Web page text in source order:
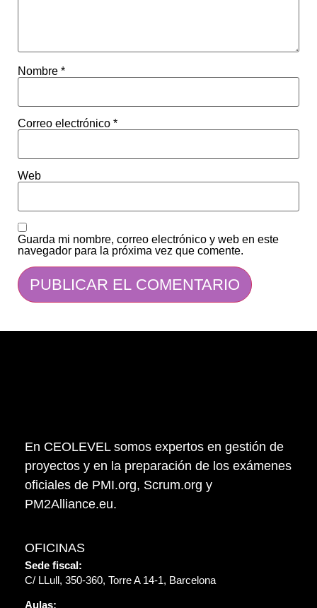
Nombre *
Correo electrónico *
Web
Guarda mi nombre, correo electrónico y web en este
navegador para la próxima vez que comente.
En CEOLEVEL somos expertos en gestión de
proyectos y en la preparación de los exámenes
oficiales de PMI.org, Scrum.org y
PM2Alliance.eu.
OFICINAS
Sede fiscal:
C/ LLull, 350-360, Torre A 14-1, Barcelona
Aulas: